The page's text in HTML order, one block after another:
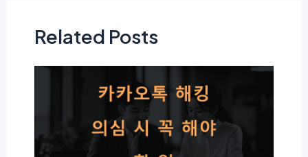
Related Posts